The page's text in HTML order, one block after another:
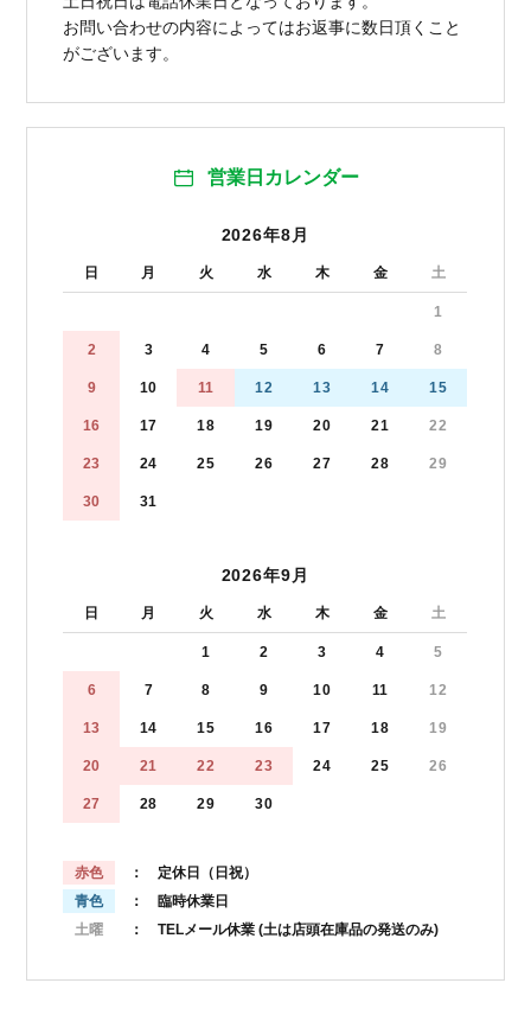
お問い合わせの内容によってはお返事に数日頂くこと
がございます。
営業日カレンダー
2026年8月
日 月 火 水 木 金 土
1
2 3 4 5 6 7 8
9 10 11 12 13 14 15
16 17 18 19 20 21 22
23 24 25 26 27 28 29
30 31
2026年9月
日 月 火 水 木 金 土
1 2 3 4 5
6 7 8 9 10 11 12
13 14 15 16 17 18 19
20 21 22 23 24 25 26
27 28 29 30
赤色
： 定休日（日祝）
青色
： 臨時休業日
土曜
： TELメール休業 (土は店頭在庫品の発送のみ)